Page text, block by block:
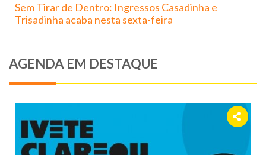
Sem Tirar de Dentro: Ingressos Casadinha e
Trisadinha acaba nesta sexta-feira
AGENDA EM DESTAQUE